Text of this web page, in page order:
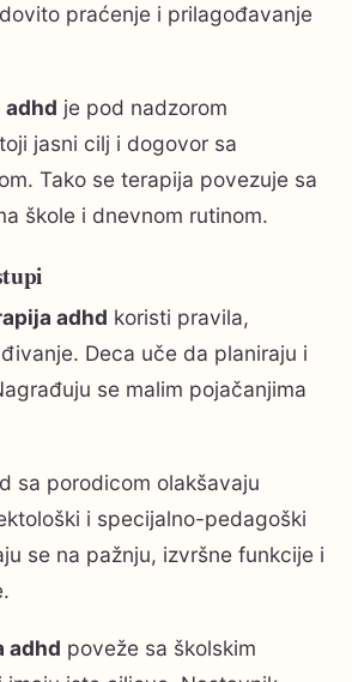
praćenje i prilagođavanje
adhd je pod nadzorom
jasni cilj i dogovor sa
Tako se terapija povezuje sa
škole i dnevnom rutinom.
adhd koristi pravila,
Deca uče da planiraju i
se malim pojačanjima
sa porodicom olakšavaju
i specijalno-pedagoški
se na pažnju, izvršne funkcije i
adhd poveže sa školskim